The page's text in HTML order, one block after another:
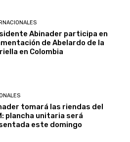
Abinader participa en
de Abelardo de la
en Colombia
tomará las riendas del
plancha unitaria será
este domingo